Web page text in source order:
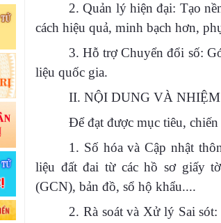
2. Quản lý hiện đại: Tạo
cách hiệu quả, minh bạch hơn,
3. Hỗ trợ Chuyển đổi số:
liệu quốc gia.
II. NỘI DUNG VÀ
Để đạt được mục tiêu,
1. Số hóa và Cập nhật
liệu đất đai từ các hồ sơ giấy
(GCN), bản đồ, sổ hộ khẩu....
2. Rà soát và Xử lý Sai